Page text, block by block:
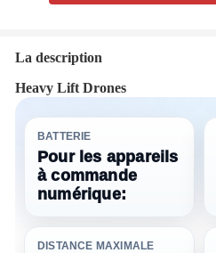
La description
Heavy Lift Drones
BATTERIE
Pour les appareils
à commande
numérique:
DISTANCE MAXIMALE